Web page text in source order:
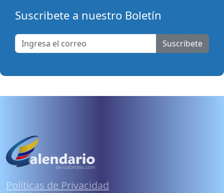
Suscribete a nuestro Boletín
Suscribete
Políticas de Privacidad